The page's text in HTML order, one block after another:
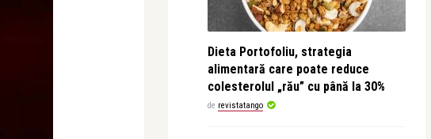
Dieta Portofoliu, strategia
alimentară care poate reduce
colesterolul „rău” cu până la 30%
de revistatango